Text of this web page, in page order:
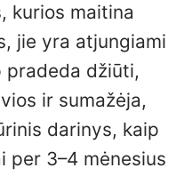
kurios maitina
jie yra atjungiami
pradeda džiūti,
ir sumažėja,
darinys, kaip
per 3–4 mėnesius